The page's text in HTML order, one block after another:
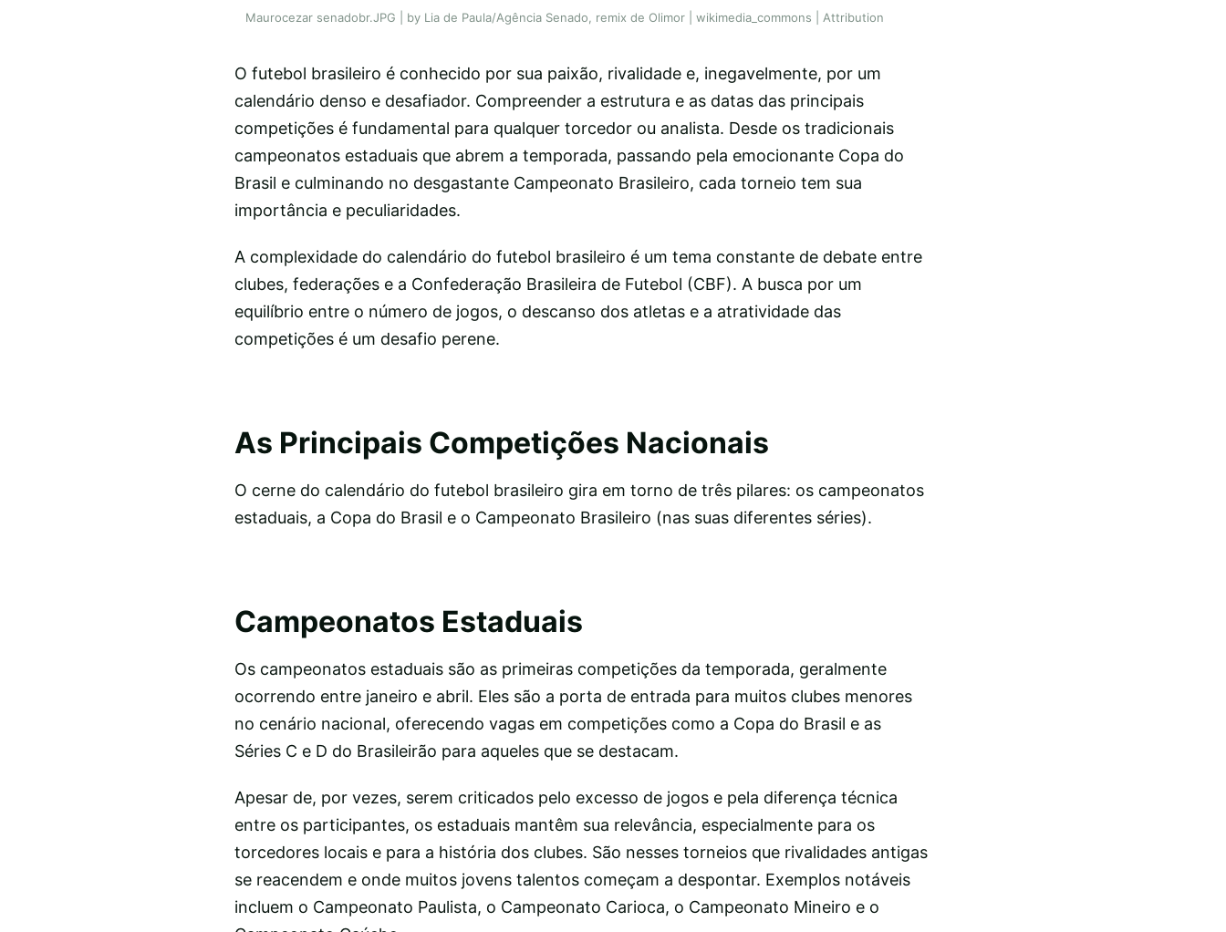
Maurocezar senadobr.JPG | by Lia de Paula/Agência Senado, remix de Olimor | wikimedia_commons | Attribution
O futebol brasileiro é conhecido por sua paixão, rivalidade e, inegavelmente, por um
calendário denso e desafiador. Compreender a estrutura e as datas das principais
competições é fundamental para qualquer torcedor ou analista. Desde os tradicionais
campeonatos estaduais que abrem a temporada, passando pela emocionante Copa do
Brasil e culminando no desgastante Campeonato Brasileiro, cada torneio tem sua
importância e peculiaridades.
A complexidade do calendário do futebol brasileiro é um tema constante de debate entre
clubes, federações e a Confederação Brasileira de Futebol (CBF). A busca por um
equilíbrio entre o número de jogos, o descanso dos atletas e a atratividade das
competições é um desafio perene.
As Principais Competições Nacionais
O cerne do calendário do futebol brasileiro gira em torno de três pilares: os campeonatos
estaduais, a Copa do Brasil e o Campeonato Brasileiro (nas suas diferentes séries).
Campeonatos Estaduais
Os campeonatos estaduais são as primeiras competições da temporada, geralmente
ocorrendo entre janeiro e abril. Eles são a porta de entrada para muitos clubes menores
no cenário nacional, oferecendo vagas em competições como a Copa do Brasil e as
Séries C e D do Brasileirão para aqueles que se destacam.
Apesar de, por vezes, serem criticados pelo excesso de jogos e pela diferença técnica
entre os participantes, os estaduais mantêm sua relevância, especialmente para os
torcedores locais e para a história dos clubes. São nesses torneios que rivalidades antigas
se reacendem e onde muitos jovens talentos começam a despontar. Exemplos notáveis
incluem o Campeonato Paulista, o Campeonato Carioca, o Campeonato Mineiro e o